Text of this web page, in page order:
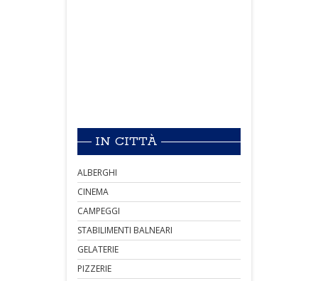
IN CITTÀ
ALBERGHI
CINEMA
CAMPEGGI
STABILIMENTI BALNEARI
GELATERIE
PIZZERIE